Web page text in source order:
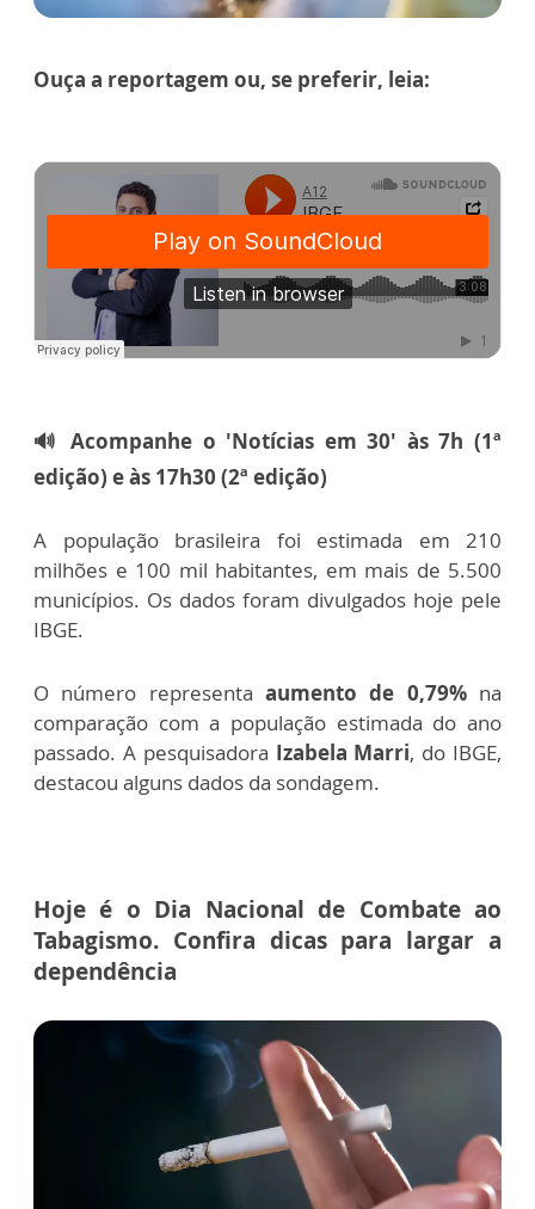
Ouça a reportagem ou, se preferir, leia:
🔊 Acompanhe o 'Notícias em 30' às 7h (1ª
edição) e às 17h30 (2ª edição)
A população brasileira foi estimada em 210
milhões e 100 mil habitantes, em mais de 5.500
municípios. Os dados foram divulgados hoje pele
IBGE.
O número representa aumento de 0,79%na
comparação com a população estimada do ano
passado. A pesquisadora Izabela Marri, do IBGE,
destacou alguns dados da sondagem.
Hoje é o Dia Nacional de Combate ao
Tabagismo. Confira dicas para largar a
dependência